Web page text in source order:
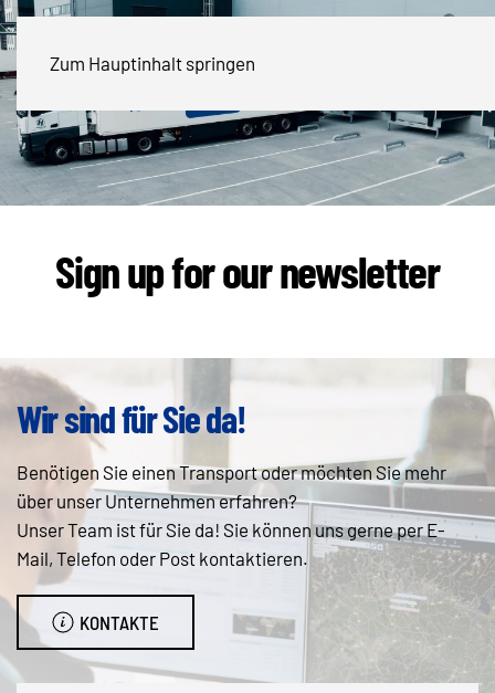
Zum Hauptinhalt springen
Sign up for our newsletter
Wir sind für Sie da!
Benötigen Sie einen Transport oder möchten Sie mehr
über unser Unternehmen erfahren?
Unser Team ist für Sie da! Sie können uns gerne per E-
Mail, Telefon oder Post kontaktieren.
KONTAKTE